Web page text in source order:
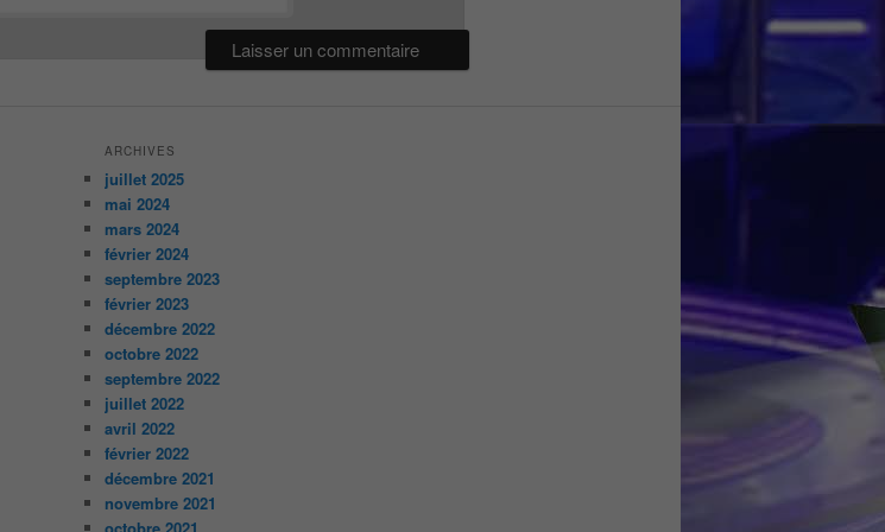
ARCHIVES
juillet 2025
mai 2024
mars 2024
février 2024
septembre 2023
février 2023
décembre 2022
octobre 2022
septembre 2022
juillet 2022
avril 2022
février 2022
décembre 2021
novembre 2021